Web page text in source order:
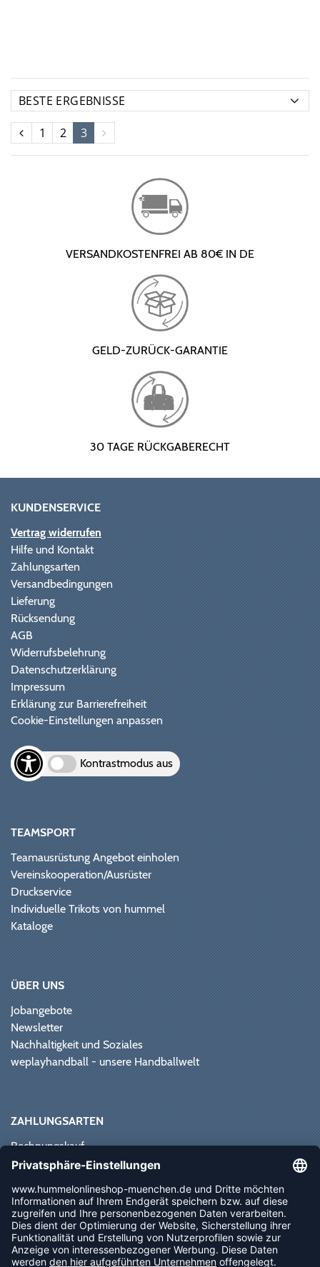
1 2 3
VERSANDKOSTENFREI AB 80€ IN DE
GELD-ZURÜCK-GARANTIE
30 TAGE RÜCKGABERECHT
KUNDENSERVICE
Vertrag widerrufen
Hilfe und Kontakt
Zahlungsarten
Versandbedingungen
Lieferung
Rücksendung
AGB
Widerrufsbelehrung
Datenschutzerklärung
Impressum
Erklärung zur Barrierefreiheit
Cookie-Einstellungen anpassen
Kontrastmodus aus
TEAMSPORT
Teamausrüstung Angebot einholen
Vereinskooperation/Ausrüster
Druckservice
Individuelle Trikots von hummel
Kataloge
ÜBER UNS
Jobangebote
Newsletter
Nachhaltigkeit und Soziales
weplayhandball - unsere Handballwelt
ZAHLUNGSARTEN
Rechnungskauf
Paypal
Vorkasse
Sofortüberweisung
NEWSLETTER